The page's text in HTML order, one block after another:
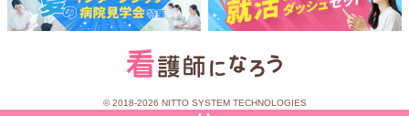
© 2018-2026 NITTO SYSTEM TECHNOLOGIES